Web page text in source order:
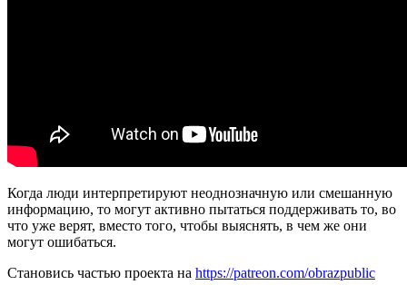
Когда люди интерпретируют неоднозначную или смешанную
информацию, то могут активно пытаться поддерживать то, во
что уже верят, вместо того, чтобы выяснять, в чем же они
могут ошибаться.
Становись частью проекта на https://patreon.com/obrazpublic